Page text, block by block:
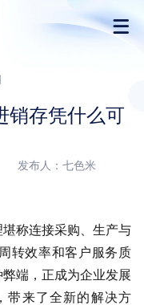
销存凭什么可
发布人：七色米
称连接采购、生产与
转效率和客户服务质
端，正成为企业发展
带来了全新的解决方